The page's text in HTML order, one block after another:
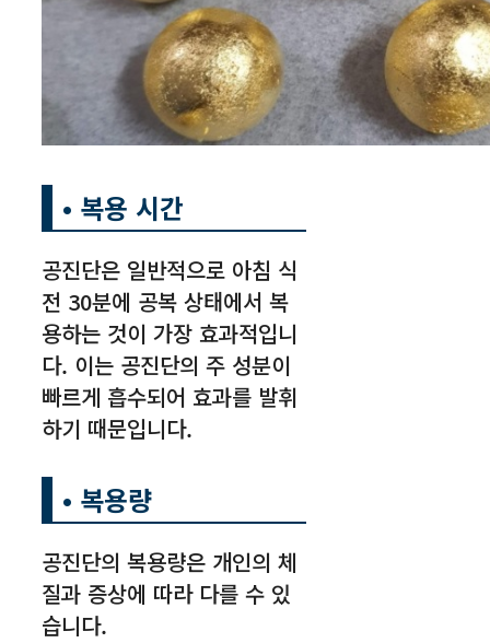
• 복용 시간
공진단은 일반적으로 아침 식
전 30분에 공복 상태에서 복
용하는 것이 가장 효과적입니
다. 이는 공진단의 주 성분이
빠르게 흡수되어 효과를 발휘
하기 때문입니다.
• 복용량
공진단의 복용량은 개인의 체
질과 증상에 따라 다를 수 있
습니다.